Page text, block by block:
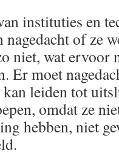
instituties en
of ze
niet, wat ervoor
Er moet
leiden tot
omdat ze
hebben, niet